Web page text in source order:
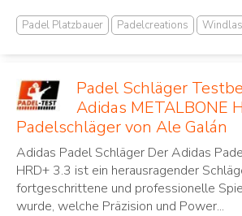
Padel Platzbauer Padelcreations
Padel Schläger
Adidas METALBONE
Padelschläger von Ale Galán
Adidas Padel Schläger Der Adidas
HRD+ 3.3 ist ein herausragender
fortgeschrittene und professionelle
wurde, welche Präzision und Power...